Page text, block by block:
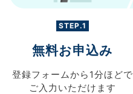
STEP.1
無料お申込み
登録フォームから 1分ほどで
ご入力 いただけます